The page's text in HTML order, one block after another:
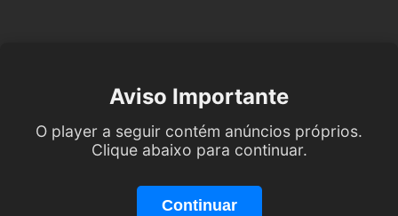
Aviso Importante
O player a seguir contém anúncios próprios.
Clique abaixo para continuar.
Continuar